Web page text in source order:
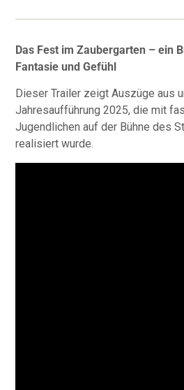
Das Fest im Zaubergarten – ein
Fantasie und Gefühl
Dieser Trailer zeigt Auszüge aus
Jahresaufführung 2025, die mit
Jugendlichen auf der Bühne des
realisiert wurde.